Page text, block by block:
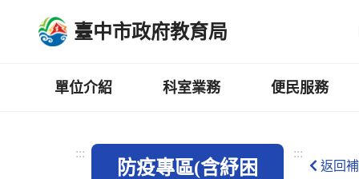
臺中市政府教育局
單位介紹 科室業務 便民服務
:::
防疫專區(含紓困
:::
返回